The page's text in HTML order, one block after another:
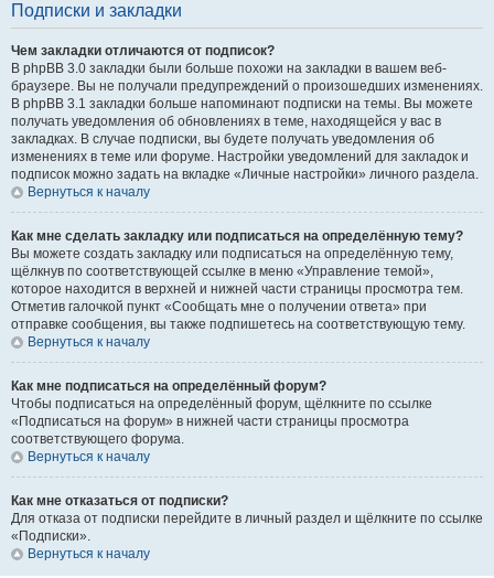
Подписки и закладки
Чем закладки отличаются от подписок?
В phpBB 3.0 закладки были больше похожи на закладки в вашем веб-
браузере. Вы не получали предупреждений о произошедших изменениях.
В phpBB 3.1 закладки больше напоминают подписки на темы. Вы можете
получать уведомления об обновлениях в теме, находящейся у вас в
закладках. В случае подписки, вы будете получать уведомления об
изменениях в теме или форуме. Настройки уведомлений для закладок и
подписок можно задать на вкладке «Личные настройки» личного раздела.
Вернуться к началу
Как мне сделать закладку или подписаться на определённую тему?
Вы можете создать закладку или подписаться на определённую тему,
щёлкнув по соответствующей ссылке в меню «Управление темой»,
которое находится в верхней и нижней части страницы просмотра тем.
Отметив галочкой пункт «Сообщать мне о получении ответа» при
отправке сообщения, вы также подпишетесь на соответствующую тему.
Вернуться к началу
Как мне подписаться на определённый форум?
Чтобы подписаться на определённый форум, щёлкните по ссылке
«Подписаться на форум» в нижней части страницы просмотра
соответствующего форума.
Вернуться к началу
Как мне отказаться от подписки?
Для отказа от подписки перейдите в личный раздел и щёлкните по ссылке
«Подписки».
Вернуться к началу